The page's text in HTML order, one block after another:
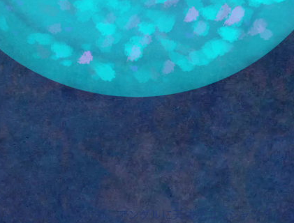
ント、MC、ICという、アングルに天体がコンジャンクシ